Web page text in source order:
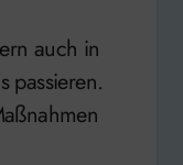
auch in
passieren.